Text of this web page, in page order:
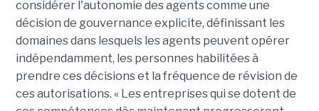
considérer l'autonomie des agents comme une
décision de gouvernance explicite, définissant les
domaines dans lesquels les agents peuvent opérer
indépendamment, les personnes habilitées à
prendre ces décisions et la fréquence de révision de
ces autorisations. « Les entreprises qui se dotent de